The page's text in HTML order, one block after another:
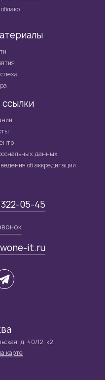
данных
об аккредитации
05-45
it.ru
д. 40/12, к2
карте